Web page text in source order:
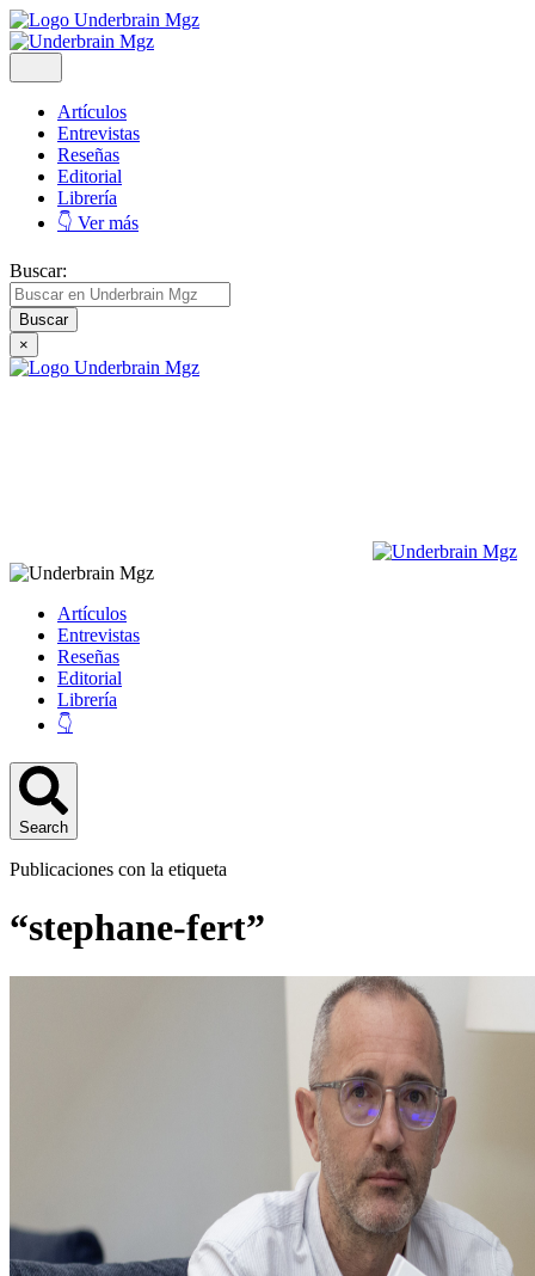
Artículos
Entrevistas
Reseñas
Editorial
Librería
👇 Ver más
Buscar:
×
Artículos
Entrevistas
Reseñas
Editorial
Librería
👇
Search
Publicaciones con la etiqueta
“stephane-fert”